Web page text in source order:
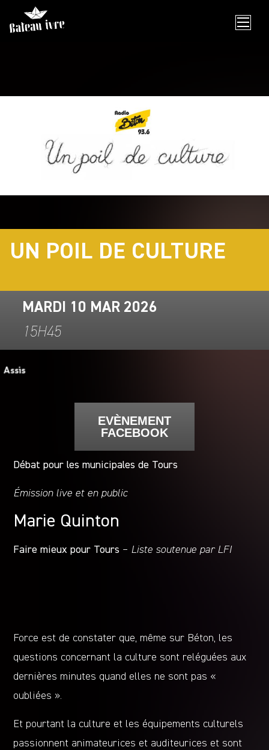
content
UN POIL DE CULTURE
MARDI 10 MAR 2026
15H45
EVÈNEMENT
FACEBOOK
Débat pour les municipales de Tours
Émission live et en public
Marie Quinton
Faire mieux pour Tours – Liste soutenue par LFI
Force est de constater que, même sur Béton, les
questions concernant la culture sont reléguées aux
dernières minutes quand elles ne sont pas «
oubliées ».
Et pourtant la culture et les équipements culturels
passionnent animateurices et auditeurices et sont